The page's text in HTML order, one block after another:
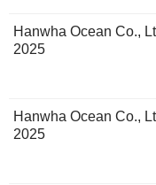
Hanwha Ocean Co.,
2025
Hanwha Ocean Co.,
2025